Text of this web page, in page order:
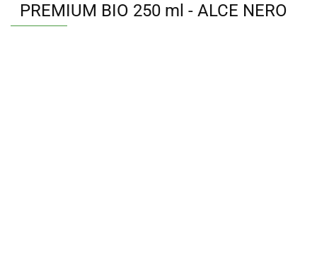
PREMIUM BIO 250 ml - ALCE NERO